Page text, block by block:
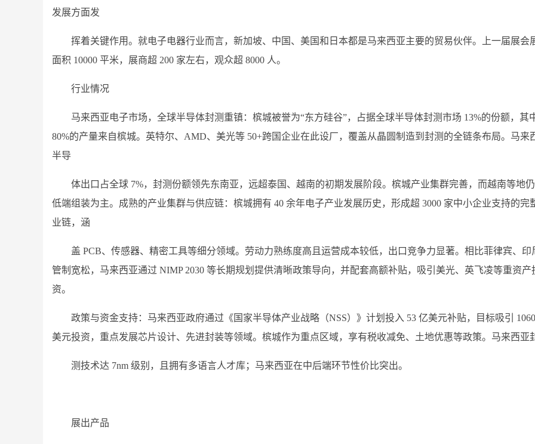
发展方面发
挥着关键作用。就电子电器行业而言，新加坡、中国、美国和日本都是马来西亚主要的贸易伙伴。上一届展会
面积 10000 平米，展商超 200 家左右，观众超 8000 人。
行业情况
马来西亚电子市场，全球半导体封测重镇：槟城被誉为“东方硅谷”，占据全球半导体封测市场 13%的份额，其
80%的产量来自槟城。英特尔、AMD、美光等 50+跨国企业在此设厂，覆盖从晶圆制造到封测的全链条布局。马来
半导
体出口占全球 7%，封测份额领先东南亚，远超泰国、越南的初期发展阶段。槟城产业集群完善，而越南等地
低端组装为主。成熟的产业集群与供应链：槟城拥有 40 余年电子产业发展历史，形成超 3000 家中小企业支持的完
业链，涵
盖 PCB、传感器、精密工具等细分领域。劳动力熟练度高且运营成本较低，出口竞争力显著。相比菲律宾、印
管制宽松，马来西亚通过 NIMP 2030 等长期规划提供清晰政策导向，并配套高额补贴，吸引美光、英飞凌等重资产
资。
政策与资金支持：马来西亚政府通过《国家半导体产业战略（NSS）》计划投入 53 亿美元补贴，目标吸引
美元投资，重点发展芯片设计、先进封装等领域。槟城作为重点区域，享有税收减免、土地优惠等政策。马来西亚
测技术达 7nm 级别，且拥有多语言人才库；马来西亚在中后端环节性价比突出。
展出产品